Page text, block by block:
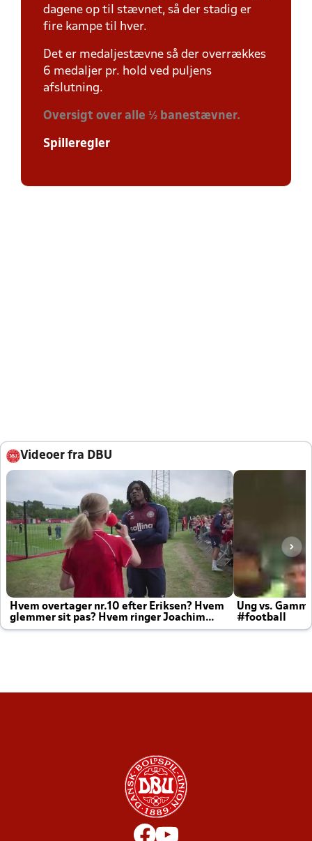
dagene op til stævnet, så der stadig er
fire kampe til hver.
Det er medaljestævne så der overrækkes
6 medaljer pr. hold ved puljens
afslutning.
Oversigt over alle ½ banestævner.
Spilleregler
Videoer fra DBU
Hvem overtager nr.10 efter Eriksen? Hvem
glemmer sit pas? Hvem ringer Joachim
altid til efter kampe?
Ung vs.
#football